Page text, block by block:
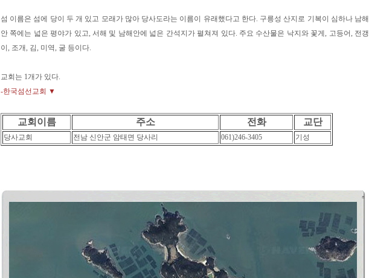
섬 이름은 섬에 당이 두 개 있고 모래가 많아 당사도라는 이름이 유래했다고 한다. 구릉성 산지로 기복이 심하나 남해
안 쪽에는 넓은 평야가 있고, 서해 및 남해안에 넓은 간석지가 펼쳐져 있다. 주요 수산물은 낙지와 꽃게, 고등어, 전갱
이, 조개, 김, 미역, 굴 등이다.
교회는 1개가 있다.
-한국섬선교회 ▼
교회이름 주소 전화 교단
당사교회 전남 신안군 암태면 당사리 061)246-3405 기성